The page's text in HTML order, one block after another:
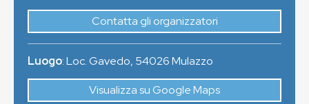
Contatta gli organizzatori
Luogo:Loc. Gavedo, 54026Mulazzo
Visualizza su Google Maps